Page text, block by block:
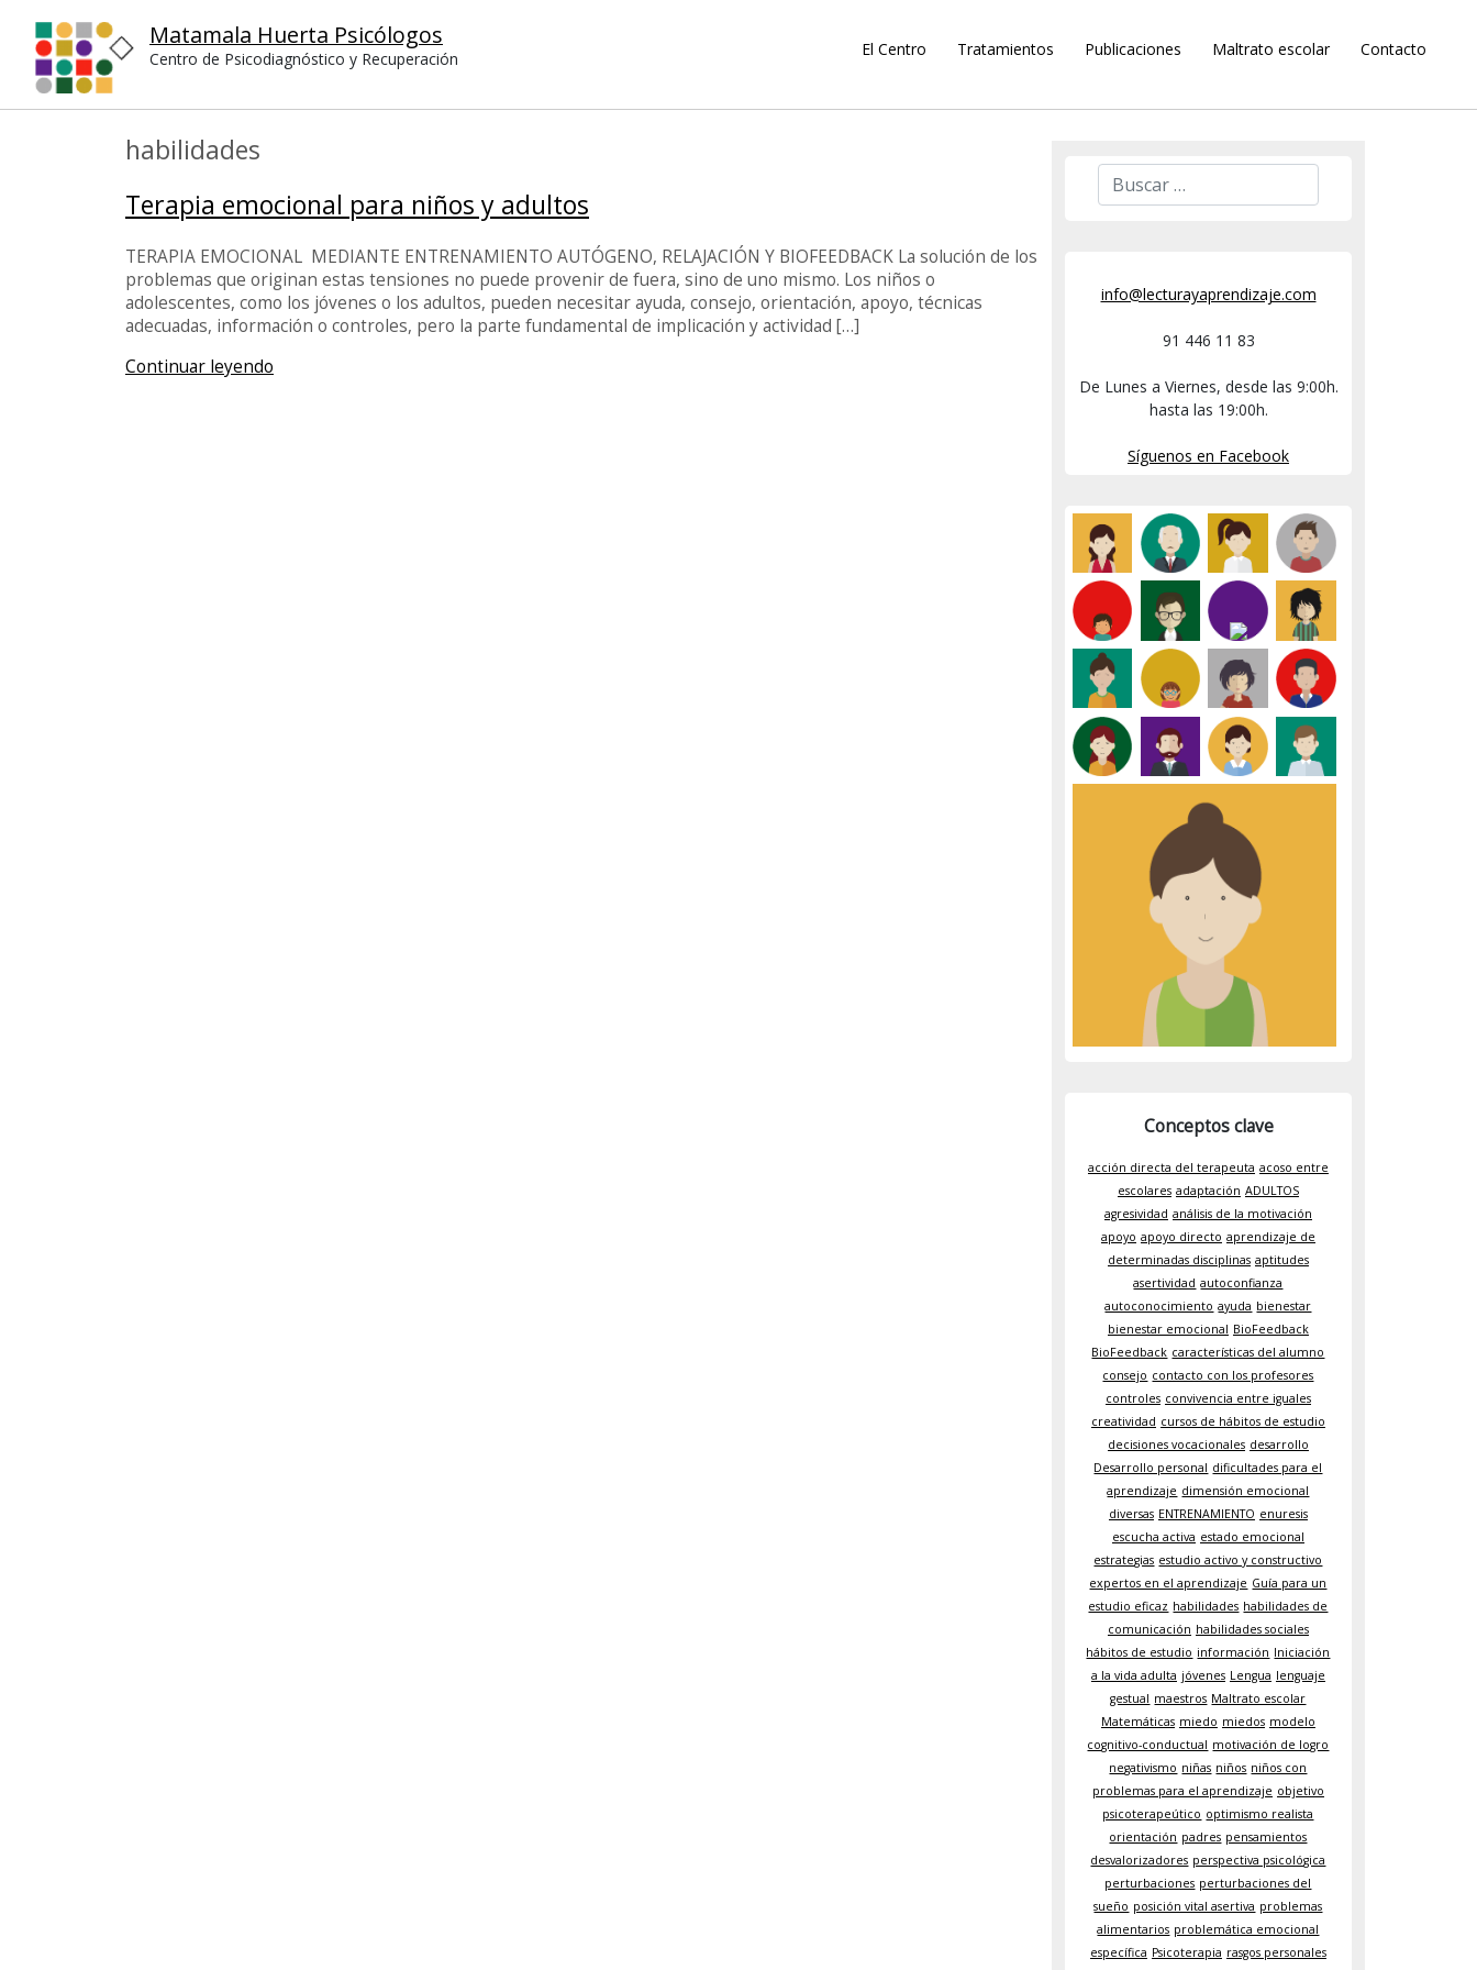
Matamala Huerta Psicólogos
Centro de Psicodiagnóstico y Recuperación El Centro Tratamientos Publicaciones Maltrato escolar Contacto
habilidades
Terapia emocional para niños y adultos
TERAPIA EMOCIONAL MEDIANTE ENTRENAMIENTO AUTÓGENO, RELAJACIÓN Y BIOFEEDBACK La solución de los
problemas que originan estas tensiones no puede provenir de fuera, sino de uno mismo. Los niños o
adolescentes, como los jóvenes o los adultos, pueden necesitar ayuda, consejo, orientación, apoyo, técnicas
adecuadas, información o controles, pero la parte fundamental de implicación y actividad […]
Continuar leyendo
info@lecturayaprendizaje.com
91 446 11 83
De Lunes a Viernes, desde las 9:00h.
hasta las 19:00h.
Síguenos en Facebook
Conceptos clave
acción directa del terapeuta acoso entre
escolares adaptación ADULTOS
agresividad análisis de la motivación
apoyo apoyo directo aprendizaje de
determinadas disciplinas aptitudes
asertividad autoconfianza
autoconocimiento ayuda bienestar
bienestar emocional BioFeedback
BioFeedback características del alumno
consejo contacto con los profesores
controles convivencia entre iguales
creatividad cursos de hábitos de estudio
decisiones vocacionales desarrollo
Desarrollo personal dificultades para el
aprendizaje dimensión emocional
diversas ENTRENAMIENTO enuresis
escucha activa estado emocional
estrategias estudio activo y constructivo
expertos en el aprendizaje Guía para un
estudio eficaz habilidades habilidades de
comunicación habilidades sociales
hábitos de estudio información Iniciación
a la vida adulta jóvenes Lengua lenguaje
gestual maestros Maltrato escolar
Matemáticas miedo miedos modelo
cognitivo-conductual motivación de logro
negativismo niñas niños niños con
problemas para el aprendizaje objetivo
psicoterapeútico optimismo realista
orientación padres pensamientos
desvalorizadores perspectiva psicológica
perturbaciones perturbaciones del
sueño posición vital asertiva problemas
alimentarios problemática emocional
específica Psicoterapia rasgos personales